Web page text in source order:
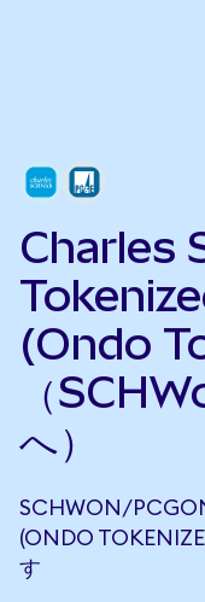
Charles
(Ondo
（
へ）
SCHWON/
(ONDO
す